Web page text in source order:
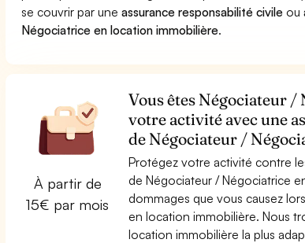
se couvrir par uneassurance responsabilité civile ou
Négociatrice en location immobilière.
À partir de
15€ par mois
Vous êtes Négociateur
votre activité avec une
de Négociateur /
Protégez votre activité contre
de Négociateur / Négociatrice
dommages que vous causez
en location immobilière. Nous
location immobilière la plus